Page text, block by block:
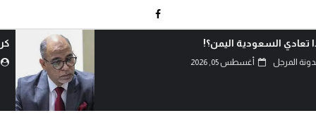
كربلاء.. انصال الكلمات..!
مدونة المرجل